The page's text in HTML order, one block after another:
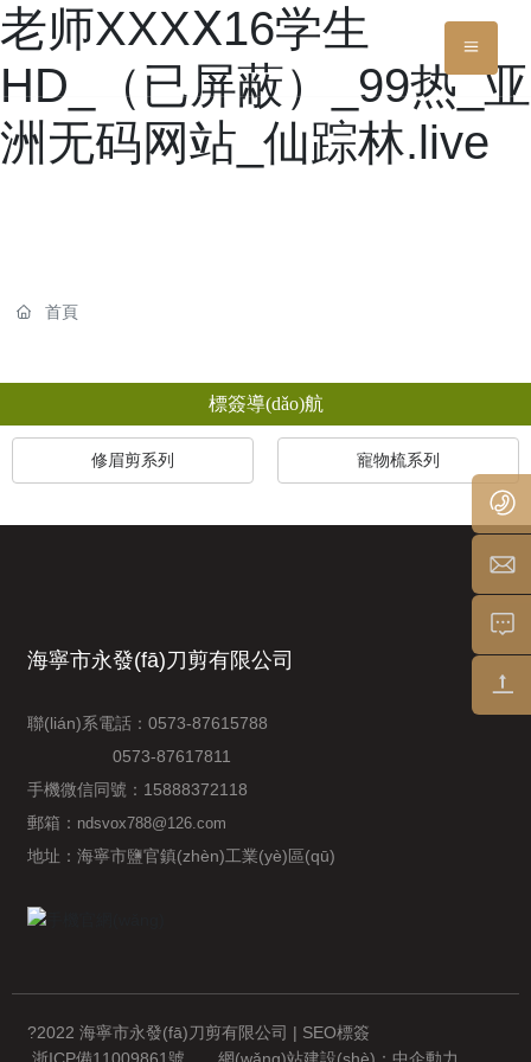
老师XXXⅩ16学生
HD_（已屏蔽）_99热_亚
洲无码网站_仙踪林.live
首頁
標簽導(dǎo)航
修眉剪系列 寵物梳系列
海寧市永發(fā)刀剪有限公司
聯(lián)系電話： 0573-87615788
0573-87617811
手機微信同號： 15888372118
郵箱： ndsvox788@126.com
地址：海寧市鹽官鎮(zhèn)工業(yè)區(qū)
?2022 海寧市永發(fā)刀剪有限公司 | SEO標簽
浙ICP備11009861號 網(wǎng)站建設(shè)：中企動力